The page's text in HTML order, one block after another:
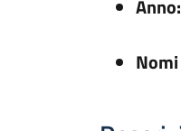
Anno: